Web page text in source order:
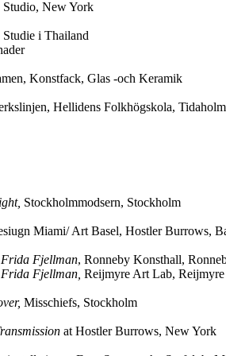
Studio, New York
i Thailand
Konstfack, Glas -och Keramik
Hellidens Folkhögskola, Tidaholm
Stockholmmodsern, Stockholm
Miami/ Art Basel, Hostler Burrows,
Fjellman, Ronneby Konsthall,
Fjellman, Reijmyre Art Lab, Reijmyre
Misschiefs, Stockholm
at Hostler Burrows, New York